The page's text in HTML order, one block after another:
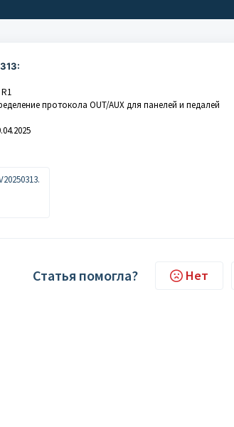
протокола OUT/AUX для панелей и педалей
Статья помогла? Нет